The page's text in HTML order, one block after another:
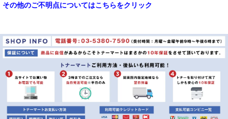
その他のご不明点についてはこちらをクリック